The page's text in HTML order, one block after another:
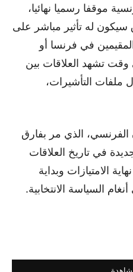
موقفا رسميا نهائيا،
سيكون له تأثير مباشر على
في فرنسا أو
وقت تشهد العلاقات بين
ملفات التأشيرات،
الفرنسي، الذي مر بفارق
في تاريخ العلاقات
الامتيازات وبداية
السياسة الانتخابية.